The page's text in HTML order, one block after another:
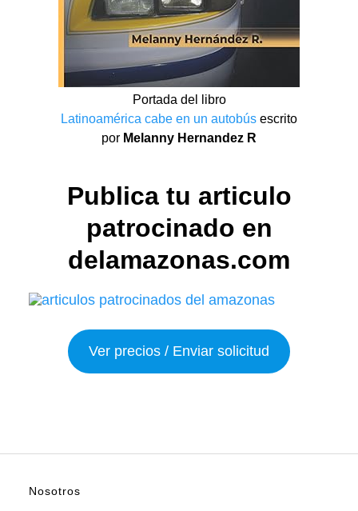
Portada del libro
Latinoamérica cabe en un autobús escrito
por Melanny Hernandez R
Publica tu articulo
patrocinado en
delamazonas.com
Ver precios / Enviar solicitud
Nosotros